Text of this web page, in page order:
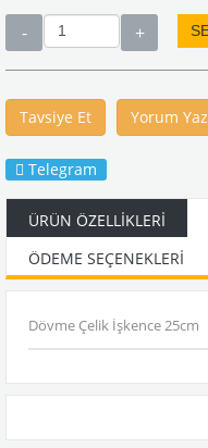
Tavsiye Et Yorum Yaz
Telegram
ÜRÜN ÖZELLIKLERI
ÖDEME SEÇENEKLERI
Dövme Çelik İşkence 25cm